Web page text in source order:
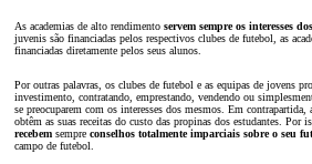
As academias de alto rendimento servem sempre os interesses
juvenis são financiadas pelos respectivos clubes de futebol, as
financiadas diretamente pelos seus alunos.
Por outras palavras, os clubes de futebol e as equipas de jovens
investimento, contratando, emprestando, vendendo ou
se preocuparem com os interesses dos mesmos. Em contrapartida,
obtêm as suas receitas do custo das propinas dos estudantes. Por
recebem sempre conselhos totalmente imparciais sobre o seu
campo de futebol.